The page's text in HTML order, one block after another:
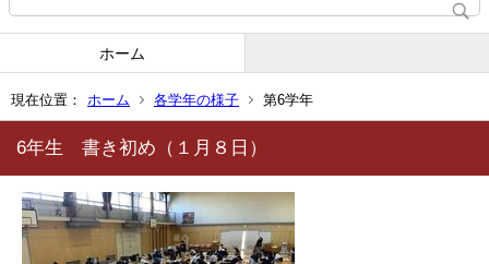
ホーム
現在位置： ホーム 各学年の様子 第6学年
6年生 書き初め（１月８日）